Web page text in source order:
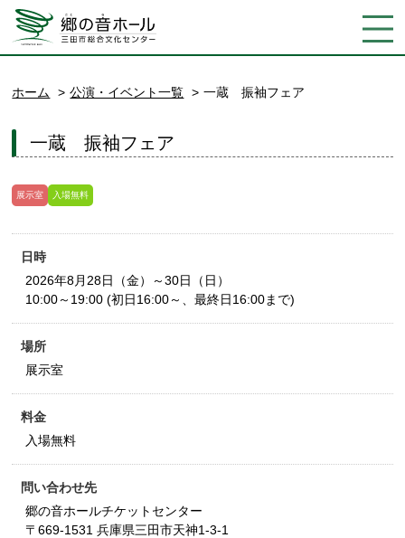
ホーム 公演・イベント一覧 一蔵 振袖フェア
一蔵 振袖フェア
展示室 入場無料
日時
2026年8月28日（金）～30日（日）
10:00～19:00 (初日16:00～、最終日16:00まで)
場所
展示室
料金
入場無料
問い合わせ先
郷の音ホールチケットセンター
〒669-1531 兵庫県三田市天神1-3-1